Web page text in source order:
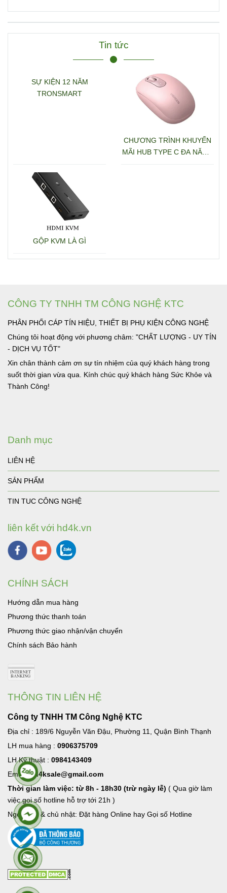
Tin tức
SỰ KIỆN 12 NĂM
TRONSMART
CHƯƠNG TRÌNH KHUYẾN
MÃI HUB TYPE C ĐA NĂNG
GỘP KVM LÀ GÌ
CÔNG TY TNHH TM CÔNG NGHỆ KTC
PHÂN PHỐI CÁP TÍN HIỆU, THIẾT BỊ PHỤ KIỆN CÔNG NGHỆ
Chúng tôi hoạt động với phương châm: "CHẤT LƯỢNG - UY TÍN
- DỊCH VỤ TỐT"
Xin chân thành cảm ơn sự tín nhiệm của quý khách hàng trong
suốt thời gian vừa qua. Kính chúc quý khách hàng Sức Khỏe và
Thành Công!
Danh mục
LIÊN HỆ
SẢN PHẨM
TIN TUC CÔNG NGHỆ
liên kết với hd4k.vn
CHÍNH SÁCH
Hướng dẫn mua hàng
Phương thức thanh toán
Phương thức giao nhận/vận chuyển
Chính sách Bảo hành
THÔNG TIN LIÊN HỆ
Công ty TNHH TM Công Nghệ KTC
Địa chỉ : 189/6 Nguyễn Văn Đậu, Phường 11, Quận Bình Thạnh
LH mua hàng : 0906375709
LH Kỹ thuật : 0984143409
Email:hd4ksale@gmail.com
Thời gian làm việc: từ 8h - 18h30 (trừ ngày lễ) ( Qua giờ làm
việc goi số hotline hỗ trợ tới 21h )
Ngoài giờ & chủ nhật: Đặt hàng Online hay Gọi số Hotline